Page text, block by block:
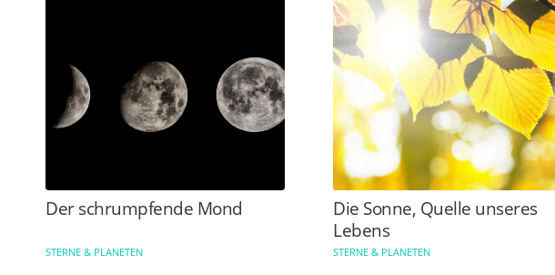
Der schrumpfende Mond
STERNE & PLANETEN
Die Sonne, Quelle unseres
Lebens
STERNE & PLANETEN